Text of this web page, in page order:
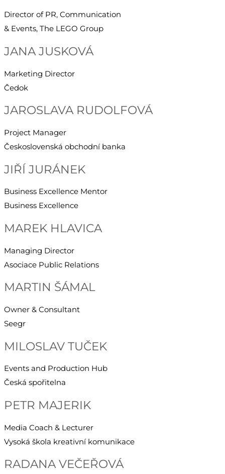
Director of PR, Communication
& Events, The LEGO Group
JANA JUSKOVÁ
Marketing Director
Čedok
JAROSLAVA RUDOLFOVÁ
Project Manager
Československá obchodní banka
JIŘÍ JURÁNEK
Business Excellence Mentor
Business Excellence
MAREK HLAVICA
Managing Director
Asociace Public Relations
MARTIN ŠÁMAL
Owner & Consultant
Seegr
MILOSLAV TUČEK
Events and Production Hub
Česká spořitelna
PETR MAJERIK
Media Coach & Lecturer
Vysoká škola kreativní komunikace
RADANA VEČEŘOVÁ